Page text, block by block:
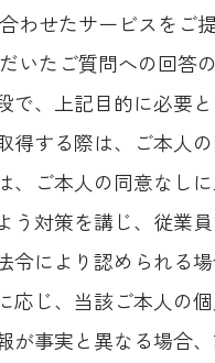
わせたサービスをご
いたご質問への回答
で、上記目的に必要
得する際は、ご本人
、ご本人の同意なし
う対策を講じ、従業
令により認められる
応じ、当該ご本人の
が事実と異なる場合